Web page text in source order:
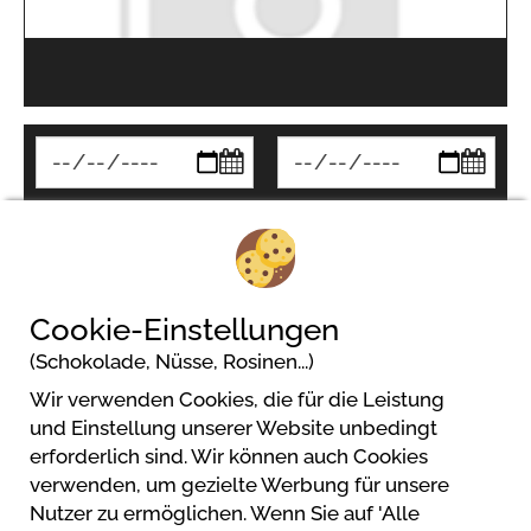
Suchen
Cookie-Einstellungen
(Schokolade, Nüsse, Rosinen...)
Wir verwenden Cookies, die für die Leistung
und Einstellung unserer Website unbedingt
erforderlich sind. Wir können auch Cookies
verwenden, um gezielte Werbung für unsere
Nutzer zu ermöglichen. Wenn Sie auf 'Alle